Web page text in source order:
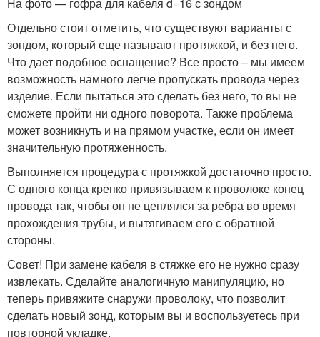
На фото — гофра для кабеля d=16 с зондом
Отдельно стоит отметить, что существуют варианты с
зондом, который еще называют протяжкой, и без него.
Что дает подобное оснащение? Все просто – мы имеем
возможность намного легче пропускать провода через
изделие. Если пытаться это сделать без него, то вы не
сможете пройти ни одного поворота. Также проблема
может возникнуть и на прямом участке, если он имеет
значительную протяженность.
Выполняется процедура с протяжкой достаточно просто.
С одного конца крепко привязываем к проволоке конец
провода так, чтобы он не цеплялся за ребра во время
прохождения трубы, и вытягиваем его с обратной
стороны.
Совет! При замене кабеля в стяжке его не нужно сразу
извлекать. Сделайте аналогичную манипуляцию, но
теперь привяжите снаружи проволоку, что позволит
сделать новый зонд, которым вы и воспользуетесь при
повторной укладке.